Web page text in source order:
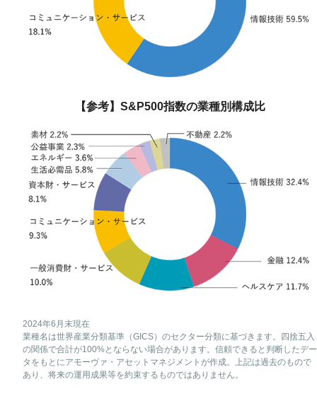
【参考】S&P500指数の業種別構成比
2024年6月末現在
業種名は世界産業分類基準（GICS）のセクター分類に基づきます。四捨五入
の関係で合計が100%とならない場合があります。信頼できると判断したデー
タをもとにアモーヴァ・アセットマネジメントが作成。上記は過去のもので
あり、将来の運用成果等を約束するものではありません。